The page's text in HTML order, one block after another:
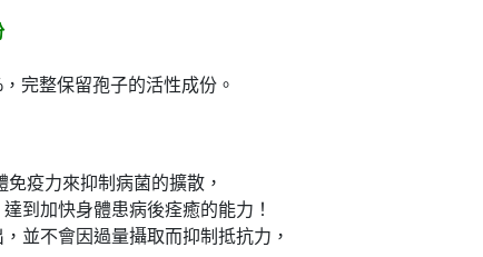
完整保留孢子的活性成份。
疫力來抑制病菌的擴散，
到加快身體患病後痊癒的能力！
並不會因過量攝取而抑制抵抗力，